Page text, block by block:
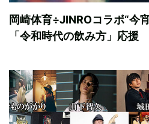
岡崎体育÷JINROコラボ“今
「令和時代の飲み方」応援